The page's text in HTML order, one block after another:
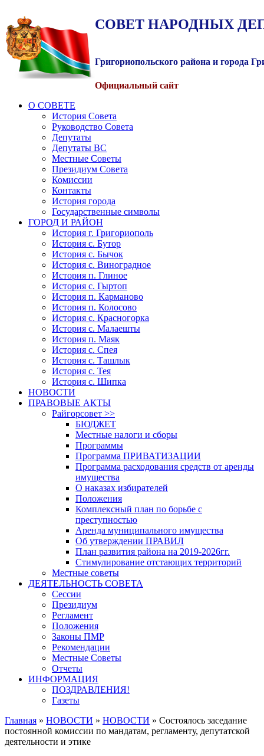
СОВЕТ НАРОДНЫХ
Григориопольского района и города
Официальный сайт
О СОВЕТЕ
История Совета
Руководство Совета
Депутаты
Депутаты ВС
Местные Советы
Президиум Совета
Комиссии
Контакты
История города
Государственные символы
ГОРОД И РАЙОН
История г. Григориополь
История с. Бутор
История с. Бычок
История с. Виноградное
История п. Глиное
История с. Гыртоп
История п. Карманово
История п. Колосово
История с. Красногорка
История с. Малаешты
История п. Маяк
История с. Спея
История с. Ташлык
История с. Тея
История с. Шипка
НОВОСТИ
ПРАВОВЫЕ АКТЫ
Райгорсовет >>
БЮДЖЕТ
Местные налоги и сборы
Программы
Программа ПРИВАТИЗАЦИИ
Программа расходования средств от аренды
имущества
О наказах избирателей
Положения
Комплексный план по борьбе с
преступностью
Аренда муниципального имущества
Об утверждении ПРАВИЛ
План развития района на 2019-2026гг.
Стимулирование отстающих территорий
Местные советы
ДЕЯТЕЛЬНОСТЬ СОВЕТА
Сессии
Президиум
Регламент
Положения
Законы ПМР
Рекомендации
Местные Советы
Отчеты
ИНФОРМАЦИЯ
ПОЗДРАВЛЕНИЯ!
Газеты
Главная » НОВОСТИ » НОВОСТИ » Состоялось заседание
постоянной комиссии по мандатам, регламенту, депутатской
деятельности и этике